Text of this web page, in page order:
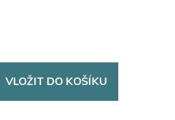
VLOŽIT DO KOŠÍKU